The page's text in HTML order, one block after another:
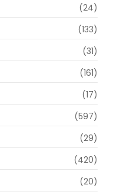
(24)
(133)
(31)
(161)
(17)
(597)
(29)
(420)
(20)